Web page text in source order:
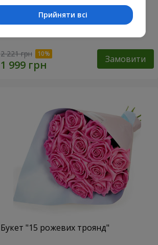
2 221 грн Замовити
Букет "15 рожевих троянд"
Прийняти всі